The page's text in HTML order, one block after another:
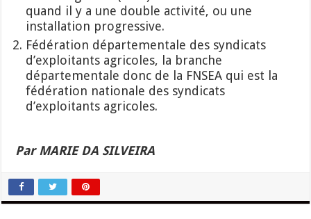
quand il y a une double activité, ou une
installation progressive.
Fédération départementale des syndicats
d’exploitants agricoles, la branche
départementale donc de la FNSEA qui est la
fédération nationale des syndicats
d’exploitants agricoles.
Par MARIE DA SILVEIRA